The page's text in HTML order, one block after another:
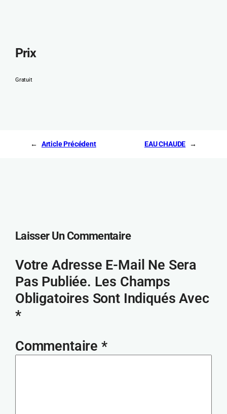
Prix
Gratuit
← Article Précédent EAU CHAUDE →
Laisser Un Commentaire
Votre Adresse E-Mail Ne Sera
Pas Publiée. Les Champs
Obligatoires Sont Indiqués Avec
*
Commentaire *